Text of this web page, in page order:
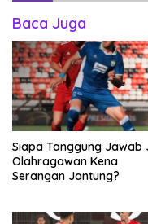
Baca Juga
Siapa Tanggung Jawab
Olahragawan Kena
Serangan Jantung?